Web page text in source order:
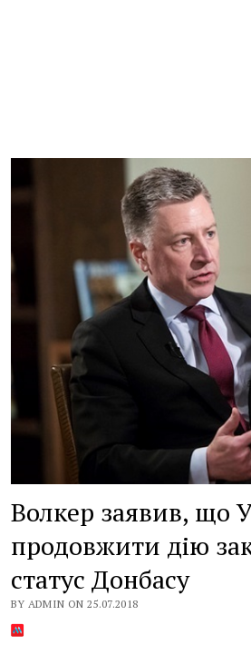
Волкер заявив, що
продовжити дію
статус Донбасу
BY ADMIN ON 25.07.2018